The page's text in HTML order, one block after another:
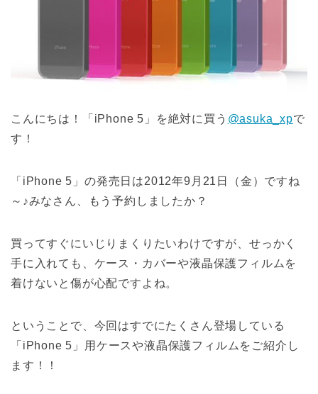
こんにちは！「iPhone 5」を絶対に買う @asuka_xpで
す！
「iPhone 5」の発売日は2012年9月21日（金）ですね
～♪みなさん、もう予約しましたか？
買ってすぐにいじりまくりたいわけですが、せっかく
手に入れても、ケース・カバーや液晶保護フィルムを
着けないと傷が心配ですよね。
ということで、今回はすでにたくさん登場している
「iPhone 5」用ケースや液晶保護フィルムをご紹介し
ます！！